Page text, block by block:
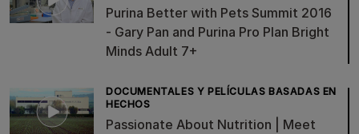
Purina Better with Pets Summit 2016
- Gary Pan and Purina Pro Plan Bright
Minds Adult 7+
DOCUMENTALES Y PELÍCULAS BASADAS EN
HECHOS
Passionate About Nutrition | Meet